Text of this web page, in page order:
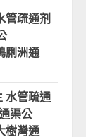
管疏通剂
脷洲通
水管疏通
渠公
樹灣通